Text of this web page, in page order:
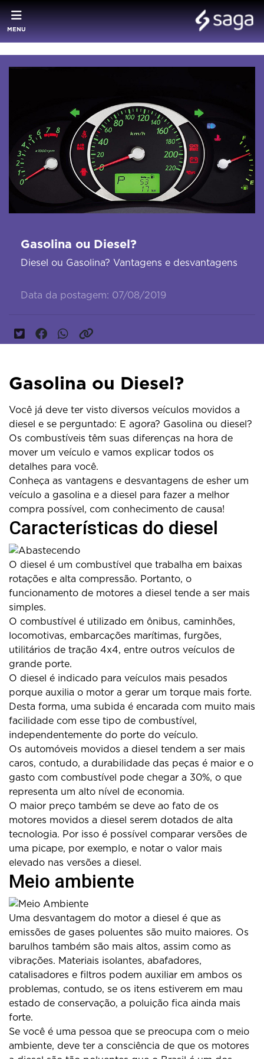
MENU
Gasolina ou Diesel?
Diesel ou Gasolina? Vantagens e desvantagens
Data da postagem: 07/08/2019
Gasolina ou Diesel?
Você já deve ter visto diversos veículos movidos a
diesel e se perguntado: E agora? Gasolina ou diesel?
Os combustíveis têm suas diferenças na hora de
mover um veículo e vamos explicar todos os
detalhes para você.
Conheça as vantagens e desvantagens de esher um
veículo a gasolina e a diesel para fazer a melhor
compra possível, com conhecimento de causa!
Características do diesel
O diesel é um combustível que trabalha em baixas
rotações e alta compressão. Portanto, o
funcionamento de motores a diesel tende a ser mais
simples.
O combustível é utilizado em ônibus, caminhões,
locomotivas, embarcações marítimas, furgões,
utilitários de tração 4x4, entre outros veículos de
grande porte.
O diesel é indicado para veículos mais pesados
porque auxilia o motor a gerar um torque mais forte.
Desta forma, uma subida é encarada com muito mais
facilidade com esse tipo de combustível,
independentemente do porte do veículo.
Os automóveis movidos a diesel tendem a ser mais
caros, contudo, a durabilidade das peças é maior e o
gasto com combustível pode chegar a 30%, o que
representa um alto nível de economia.
O maior preço também se deve ao fato de os
motores movidos a diesel serem dotados de alta
tecnologia. Por isso é possível comparar versões de
uma picape, por exemplo, e notar o valor mais
elevado nas versões a diesel.
Meio ambiente
Uma desvantagem do motor a diesel é que as
emissões de gases poluentes são muito maiores. Os
barulhos também são mais altos, assim como as
vibrações. Materiais isolantes, abafadores,
catalisadores e filtros podem auxiliar em ambos os
problemas, contudo, se os itens estiverem em mau
estado de conservação, a poluição fica ainda mais
forte.
Se você é uma pessoa que se preocupa com o meio
ambiente, deve ter a consciência de que os motores